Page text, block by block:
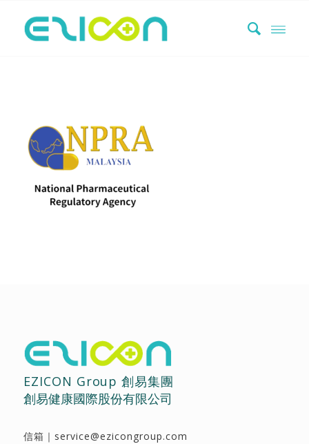
EZICON Group 創易集團
創易健康國際股份有限公司
信箱｜ service@ezicongroup.com